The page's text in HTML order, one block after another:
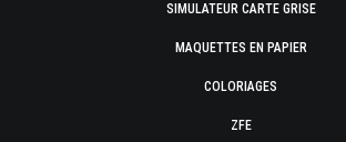
SIMULATEUR CARTE GRISE
MAQUETTES EN PAPIER
COLORIAGES
ZFE